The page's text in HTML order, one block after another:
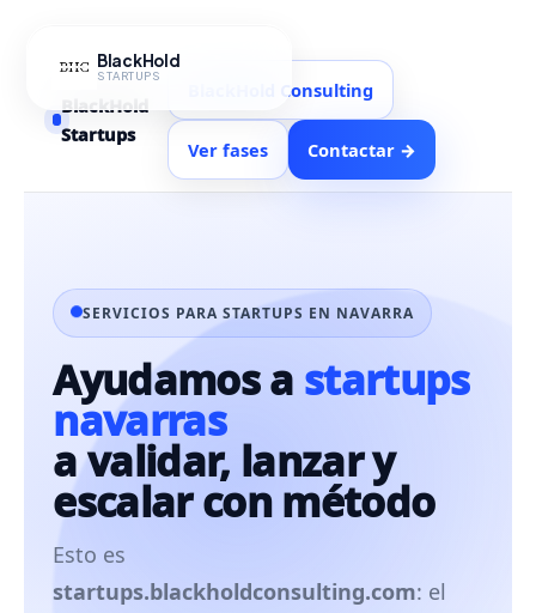
contenido BlackHold
STARTUPS
BlackHold
Startups
BlackHold Consulting
Ver fases Contactar →
SERVICIOS PARA STARTUPS EN NAVARRA
Ayudamos a startups
navarras
a validar, lanzar y
escalar con método
Esto es
startups.blackholdconsulting.com: el